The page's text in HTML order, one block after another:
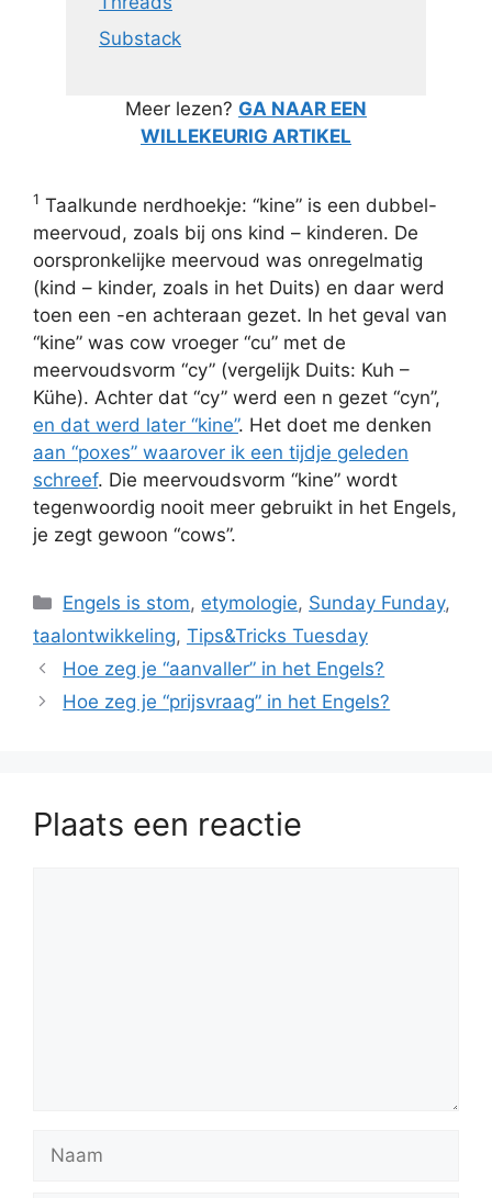
Substack
Meer lezen? GA NAAR EEN
WILLEKEURIG ARTIKEL
1 Taalkunde nerdhoekje: “kine” is een dubbel-
meervoud, zoals bij ons kind – kinderen. De
oorspronkelijke meervoud was onregelmatig
(kind – kinder, zoals in het Duits) en daar werd
toen een -en achteraan gezet. In het geval van
“kine” was cow vroeger “cu” met de
meervoudsvorm “cy” (vergelijk Duits: Kuh –
Kühe). Achter dat “cy” werd een n gezet “cyn”,
en dat werd later “kine”. Het doet me denken
aan “poxes” waarover ik een tijdje geleden
schreef. Die meervoudsvorm “kine” wordt
tegenwoordig nooit meer gebruikt in het Engels,
je zegt gewoon “cows”.
Categorieën
Engels is stom, etymologie, Sunday Funday,
taalontwikkeling, Tips&Tricks Tuesday
Hoe zeg je “aanvaller” in het Engels?
Hoe zeg je “prijsvraag” in het Engels?
Plaats een reactie
Naam